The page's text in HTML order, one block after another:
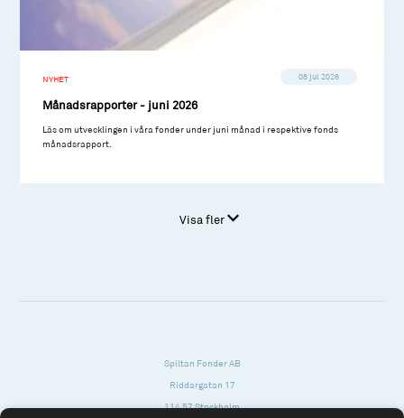
NYHET 08 jul 2026
Månadsrapporter - juni 2026
Läs om utvecklingen i våra fonder under juni månad i respektive fonds
månadsrapport.
Visa fler
Spiltan Fonder AB
Riddargatan 17
114 57 Stockholm